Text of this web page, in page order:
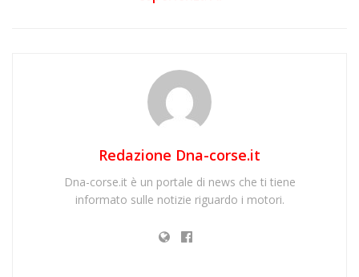
Redazione Dna-corse.it
Dna-corse.it è un portale di news che ti tiene
informato sulle notizie riguardo i motori.